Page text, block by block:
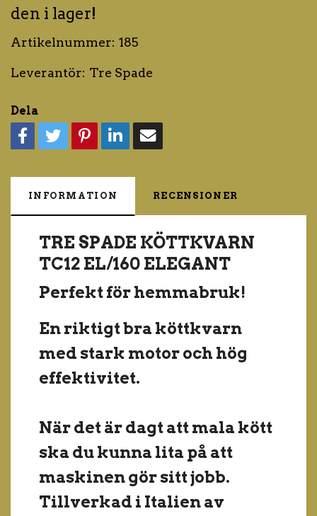
den i lager!
Artikelnummer: 185
Leverantör: Tre Spade
Dela
INFORMATION RECENSIONER
TRE SPADE KÖTTKVARN
TC12 EL/160 ELEGANT
Perfekt för hemmabruk!
En riktigt bra köttkvarn
med stark motor och hög
effektivitet.
När det är dagt att mala kött
ska du kunna lita på att
maskinen gör sitt jobb.
Tillverkad i Italien av